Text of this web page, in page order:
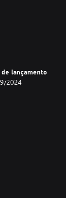
conjunto Fear
de lançamento
2024